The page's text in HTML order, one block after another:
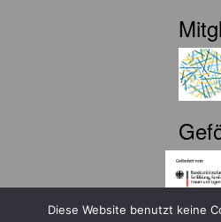
Diese Website benutzt keine